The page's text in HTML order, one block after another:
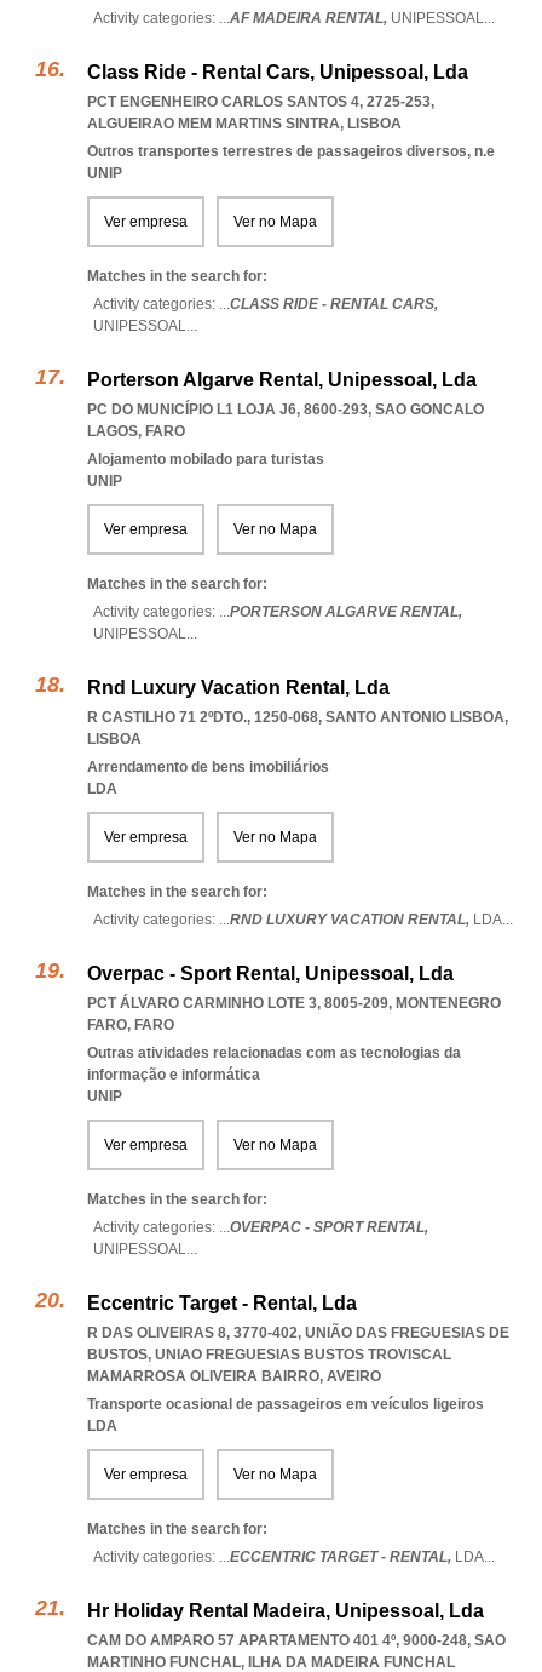
Activity categories: ...AF MADEIRA RENTAL, UNIPESSOAL...
Class Ride - Rental Cars, Unipessoal, Lda
PCT ENGENHEIRO CARLOS SANTOS 4, 2725-253,
ALGUEIRAO MEM MARTINS SINTRA, LISBOA
Outros transportes terrestres de passageiros diversos, n.e
UNIP
Ver empresa Ver no Mapa
Matches in the search for:
Activity categories: ...CLASS RIDE - RENTAL CARS,
UNIPESSOAL...
Porterson Algarve Rental, Unipessoal, Lda
PC DO MUNICÍPIO L1 LOJA J6, 8600-293, SAO GONCALO
LAGOS, FARO
Alojamento mobilado para turistas
UNIP
Ver empresa Ver no Mapa
Matches in the search for:
Activity categories: ...PORTERSON ALGARVE RENTAL,
UNIPESSOAL...
Rnd Luxury Vacation Rental, Lda
R CASTILHO 71 2ºDTO., 1250-068, SANTO ANTONIO LISBOA,
LISBOA
Arrendamento de bens imobiliários
LDA
Ver empresa Ver no Mapa
Matches in the search for:
Activity categories: ...RND LUXURY VACATION RENTAL, LDA...
Overpac - Sport Rental, Unipessoal, Lda
PCT ÁLVARO CARMINHO LOTE 3, 8005-209, MONTENEGRO
FARO, FARO
Outras atividades relacionadas com as tecnologias da
informação e informática
UNIP
Ver empresa Ver no Mapa
Matches in the search for:
Activity categories: ...OVERPAC - SPORT RENTAL,
UNIPESSOAL...
Eccentric Target - Rental, Lda
R DAS OLIVEIRAS 8, 3770-402, UNIÃO DAS FREGUESIAS DE
BUSTOS, UNIAO FREGUESIAS BUSTOS TROVISCAL
MAMARROSA OLIVEIRA BAIRRO, AVEIRO
Transporte ocasional de passageiros em veículos ligeiros
LDA
Ver empresa Ver no Mapa
Matches in the search for:
Activity categories: ...ECCENTRIC TARGET - RENTAL, LDA...
Hr Holiday Rental Madeira, Unipessoal, Lda
CAM DO AMPARO 57 APARTAMENTO 401 4º, 9000-248, SAO
MARTINHO FUNCHAL, ILHA DA MADEIRA FUNCHAL